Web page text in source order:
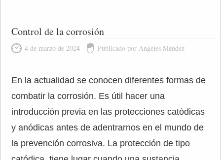
Control de la corrosión
4 de marzo de 2024 Publicado por Ángeles Méndez
En la actualidad se conocen diferentes formas de
combatir la corrosión. Es útil hacer una
introducción previa en las protecciones catódicas
y anódicas antes de adentrarnos en el mundo de
la prevención corrosiva. La protección de tipo